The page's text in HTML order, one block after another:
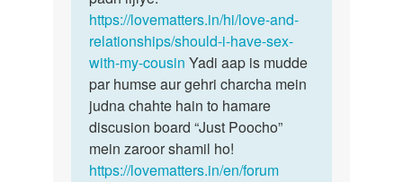
https://lovematters.in/hi/love-and-
relationships/should-i-have-sex-
with-my-cousin Yadi aap is mudde
par humse aur gehri charcha mein
judna chahte hain to hamare
discusion board “Just Poocho”
mein zaroor shamil ho!
https://lovematters.in/en/forum